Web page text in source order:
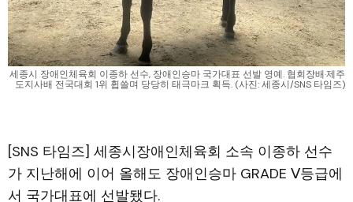
세종시 장애인체육회 이종하 선수, 장애인승마 국가대표 선발 영예. 협회장배·제주
도지사배 전국대회 1위 휩쓸며 당당히 태극마크 획득. (사진: 세종시/SNS 타임즈)
[SNS 타임즈] 세종시장애인체육회 소속 이종하 선수
가 지난해에 이어 올해도 장애인승마 GRADE Ⅴ등급에
서 국가대표에 선발됐다.